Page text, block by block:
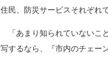
住民、防災サービスそれぞれ
「あまり知られていないこ
写するなら、『市内のチェー